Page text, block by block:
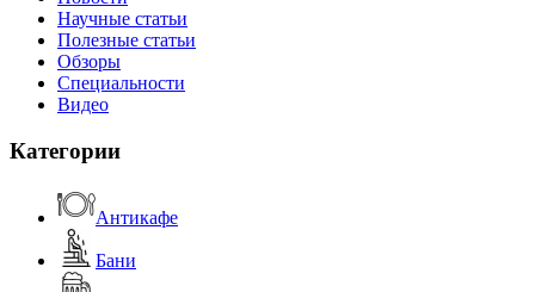
Научные статьи
Полезные статьи
Обзоры
Специальности
Видео
Категории
Антикафе
Бани